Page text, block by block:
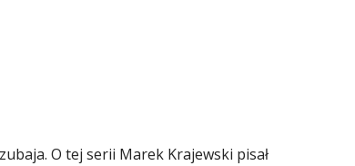
O tej serii Marek Krajewski pisał